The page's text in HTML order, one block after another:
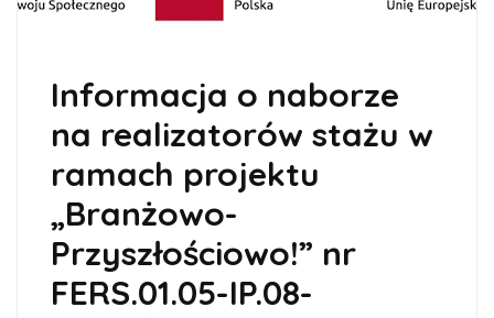
Informacja o naborze
na realizatorów stażu w
ramach projektu
„Branżowo-
Przyszłościowo!” nr
FERS.01.05-IP.08-